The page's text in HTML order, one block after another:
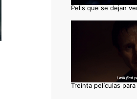
Pelis que se dejan
Treinta películas